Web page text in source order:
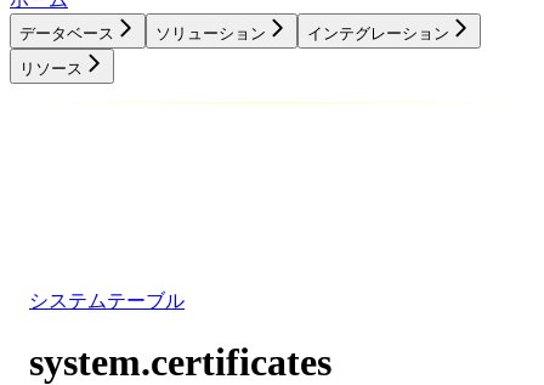
データベース ソリューション
インテグレーション
リソース
システムテーブル
system.certificates